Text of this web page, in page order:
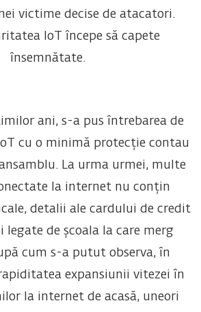
victime decise de atacatori.
IoT începe să capete
însemnătate.
ani, s-a pus întrebarea de
cu o minimă protecție contau
La urma urmei, multe
la internet nu conțin
detalii ale cardului de credit
de școala la care merg
cum s-a putut observa, în
expansiunii vitezei în
la internet de acasă, uneori